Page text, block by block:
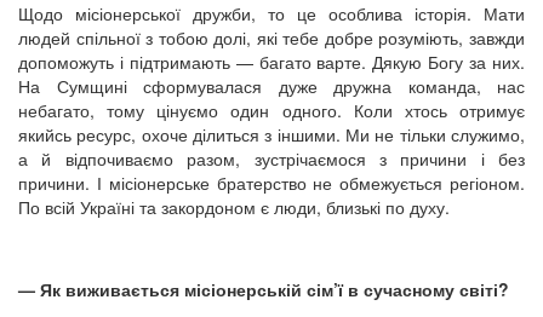
Щодо місіонерської дружби, то це особлива історія. Мати
людей спільної з тобою долі, які тебе добре розуміють, завжди
допоможуть і підтримають — багато варте. Дякую Богу за них.
На Сумщині сформувалася дуже дружна команда, нас
небагато, тому цінуємо один одного. Коли хтось отримує
якийсь ресурс, охоче ділиться з іншими. Ми не тільки служимо,
а й відпочиваємо разом, зустрічаємося з причини і без
причини. І місіонерське братерство не обмежується регіоном.
По всій Україні та закордоном є люди, близькі по духу.
— Як виживається місіонерській сім’ї в сучасному світі?